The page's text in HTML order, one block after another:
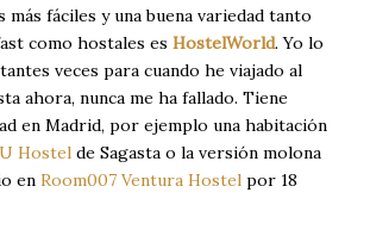
fáciles y una buena variedad tanto
como hostales es HostelWorld. Yo lo
veces para cuando he viajado al
ahora, nunca me ha fallado. Tiene
en Madrid, por ejemplo una habitación
U Hostel de Sagasta o la versión molona
en Room007 Ventura Hostel por 18